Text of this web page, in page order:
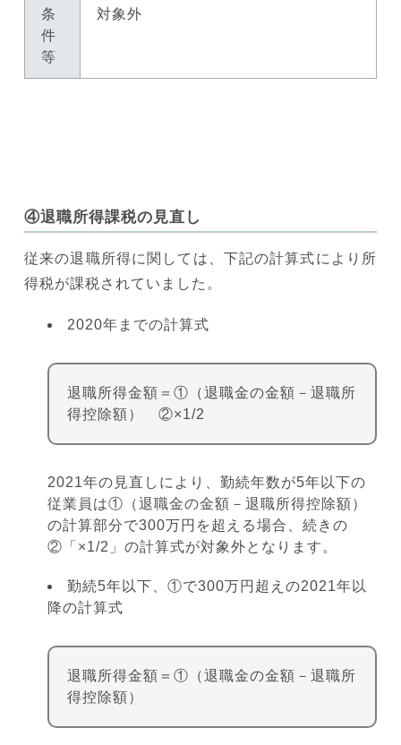
条
件
等
対象外
④退職所得課税の見直し
従来の退職所得に関しては、下記の計算式により所
得税が課税されていました。
2020年までの計算式
退職所得金額＝①（退職金の金額－退職所
得控除額） ②×1/2
2021年の見直しにより、勤続年数が5年以下の
従業員は①（退職金の金額－退職所得控除額）
の計算部分で300万円を超える場合、続きの
②「×1/2」の計算式が対象外となります。
勤続5年以下、①で300万円超えの2021年以
降の計算式
退職所得金額＝①（退職金の金額－退職所
得控除額）